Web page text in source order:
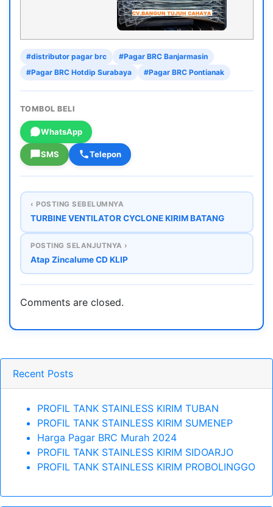
#distributor pagar brc
#Pagar BRC Banjarmasin
#Pagar BRC Hotdip Surabaya
#Pagar BRC Pontianak
TOMBOL BELI
WhatsApp
SMS Telepon
‹ POSTING SEBELUMNYA
TURBINE VENTILATOR CYCLONE KIRIM BATANG
POSTING SELANJUTNYA ›
Atap Zincalume CD KLIP
Comments are closed.
Recent Posts
PROFIL TANK STAINLESS KIRIM TUBAN
PROFIL TANK STAINLESS KIRIM SUMENEP
Harga Pagar BRC Murah 2024
PROFIL TANK STAINLESS KIRIM SIDOARJO
PROFIL TANK STAINLESS KIRIM PROBOLINGGO